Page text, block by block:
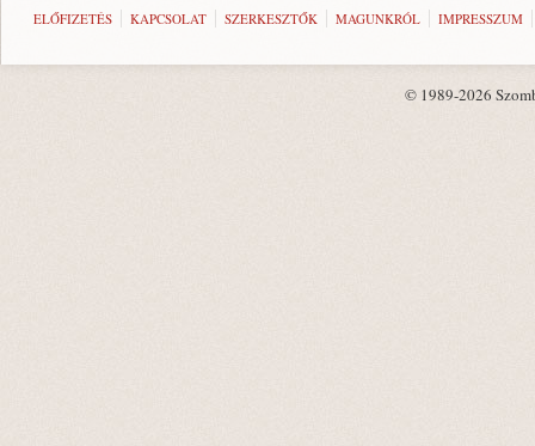
ELŐFIZETÉS KAPCSOLAT SZERKESZTŐK MAGUNKRÓL IMPRESSZUM
© 1989-2026